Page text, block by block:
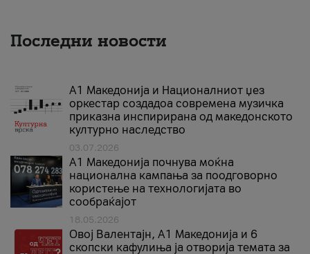
Последни новости
А1 Македонија и Националниот џез
оркестар создадоа современа музичка
приказна инспирирана од македонското
културно наследство
03.07.2026
A1 Македонија почнува моќна
национална кампања за поодговорно
користење на технологијата во
сообраќајот
18.05.2026
Овој Валентајн, A1 Македонија и 6
скопски кафулиња ја отворија темата за